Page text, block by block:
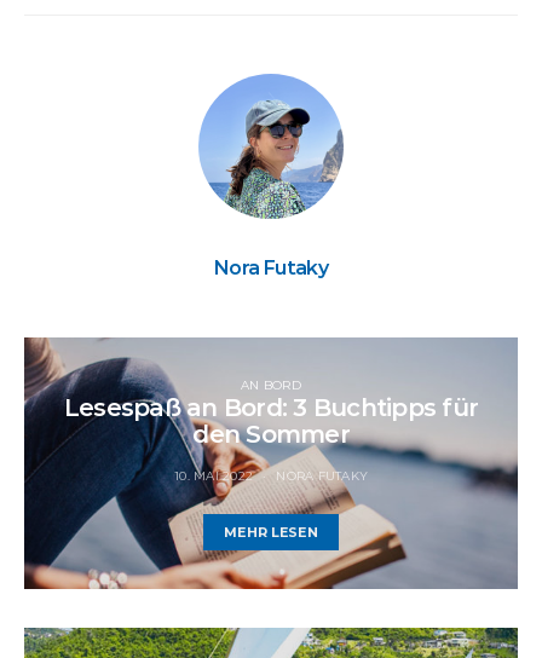
Nora Futaky
AN BORD
Lesespaß an Bord: 3 Buchtipps für
den Sommer
10. MAI 2022 NORA FUTAKY
MEHR LESEN